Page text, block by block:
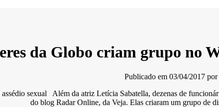
da Globo criam grupo no
Publicado em 03/04/2017 por
assédio sexual Além da atriz Letícia Sabatella, dezenas de
do blog Radar Online, da Veja. Elas criaram um grupo de